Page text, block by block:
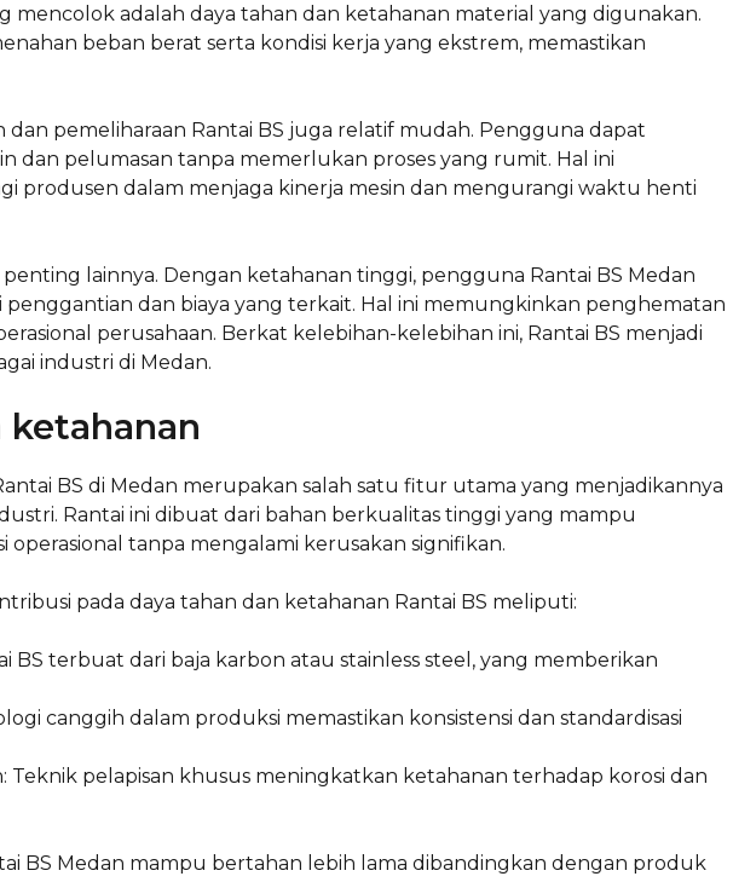
mencolok adalah daya tahan dan ketahanan material yang digunakan.
beban berat serta kondisi kerja yang ekstrem, memastikan
dan pemeliharaan Rantai BS juga relatif mudah. Pengguna dapat
dan pelumasan tanpa memerlukan proses yang rumit. Hal ini
produsen dalam menjaga kinerja mesin dan mengurangi waktu henti
penting lainnya. Dengan ketahanan tinggi, pengguna Rantai BS Medan
dan biaya yang terkait. Hal ini memungkinkan penghematan
perusahaan. Berkat kelebihan-kelebihan ini, Rantai BS menjadi
industri di Medan.
ketahanan
BS di Medan merupakan salah satu fitur utama yang menjadikannya
Rantai ini dibuat dari bahan berkualitas tinggi yang mampu
operasional tanpa mengalami kerusakan signifikan.
pada daya tahan dan ketahanan Rantai BS meliputi:
BS terbuat dari baja karbon atau stainless steel, yang memberikan
canggih dalam produksi memastikan konsistensi dan standardisasi
Teknik pelapisan khusus meningkatkan ketahanan terhadap korosi dan
BS Medan mampu bertahan lebih lama dibandingkan dengan produk